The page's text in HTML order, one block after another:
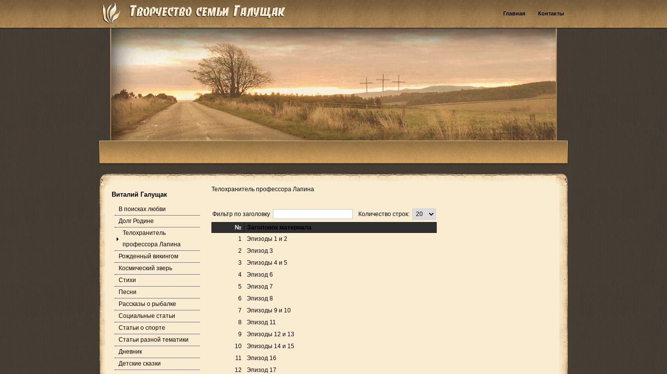
Главная Контакты
Виталий Галущак
В поисках любви
Долг Родине
Телохранитель
профессора Лапина
Рожденный викингом
Космический зверь
Стихи
Песни
Рассказы о рыбалке
Социальные статьи
Статьи о спорте
Статьи разной тематики
Дневник
Детские сказки
Телохранитель профессора Лапина
Фильтр по заголовку
Количество строк:
№
Заголовок материала
1
Эпизоды 1 и 2
2
Эпизод 3
3
Эпизоды 4 и 5
4
Эпизод 6
5
Эпизод 7
6
Эпизод 8
7
Эпизоды 9 и 10
8
Эпизод 11
9
Эпизоды 12 и 13
10
Эпизоды 14 и 15
11
Эпизод 16
12
Эпизод 17